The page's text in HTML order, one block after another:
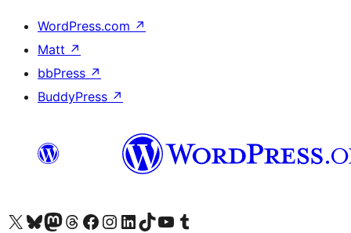
WordPress.com ↗
Matt ↗
bbPress ↗
BuddyPress ↗
Besøg vores X (tidligere Twitter) konto
Besøg vores Bluesky-konto
Besøg vores Mastodon konto
Besøg vores Threads-konto
Besøg vores Facebook sideBesøg vores Instagram konto
Besøg vores LinkedIn konto
Besøg vores TikTok-konto
Besøg vores YouTube-kanalBesøg vores Tumblr-konto